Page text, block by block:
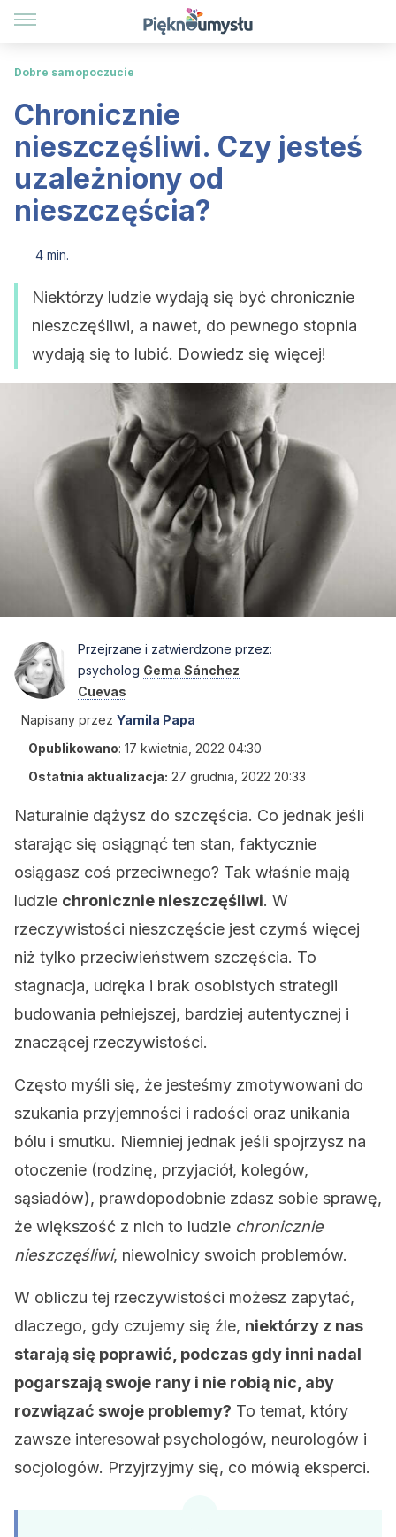
Dobre samopoczucie
Chronicznie
nieszczęśliwi. Czy jesteś
uzależniony od
nieszczęścia?
4 min.
Niektórzy ludzie wydają się być chronicznie
nieszczęśliwi, a nawet, do pewnego stopnia
wydają się to lubić. Dowiedz się więcej!
Przejrzane i zatwierdzone przez:
psycholog Gema Sánchez
Cuevas
Napisany przez Yamila Papa
Opublikowano: 17 kwietnia, 2022 04:30
Ostatnia aktualizacja: 27 grudnia, 2022 20:33
Naturalnie dążysz do szczęścia. Co jednak jeśli
starając się osiągnąć ten stan, faktycznie
osiągasz coś przeciwnego? Tak właśnie mają
ludzie chronicznie nieszczęśliwi. W
rzeczywistości nieszczęście jest czymś więcej
niż tylko przeciwieństwem szczęścia. To
stagnacja, udręka i brak osobistych strategii
budowania pełniejszej, bardziej autentycznej i
znaczącej rzeczywistości.
Często myśli się, że jesteśmy zmotywowani do
szukania przyjemności i radości oraz unikania
bólu i smutku. Niemniej jednak jeśli spojrzysz na
otoczenie (rodzinę, przyjaciół, kolegów,
sąsiadów), prawdopodobnie zdasz sobie sprawę,
że większość z nich to ludzie chronicznie
nieszczęśliwi, niewolnicy swoich problemów.
W obliczu tej rzeczywistości możesz zapytać,
dlaczego, gdy czujemy się źle, niektórzy z nas
starają się poprawić, podczas gdy inni nadal
pogarszają swoje rany i nie robią nic, aby
rozwiązać swoje problemy? To temat, który
zawsze interesował psychologów, neurologów i
socjologów. Przyjrzyjmy się, co mówią eksperci.